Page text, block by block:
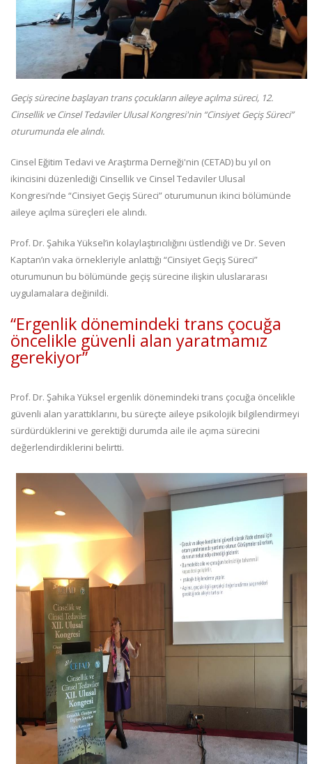
Geçiş sürecine başlayan trans çocukların aileye açılma süreci, 12.
Cinsellik ve Cinsel Tedaviler Ulusal Kongresi'nin “Cinsiyet Geçiş Süreci”
oturumunda ele alındı.
Cinsel Eğitim Tedavi ve Araştırma Derneği'nin (CETAD) bu yıl on
ikincisini düzenlediği Cinsellik ve Cinsel Tedaviler Ulusal
Kongresi’nde “Cinsiyet Geçiş Süreci” oturumunun ikinci bölümünde
aileye açılma süreçleri ele alındı.
Prof. Dr. Şahika Yüksel’in kolaylaştırıcılığını üstlendiği ve Dr. Seven
Kaptan’ın vaka örnekleriyle anlattığı “Cinsiyet Geçiş Süreci”
oturumunun bu bölümünde geçiş sürecine ilişkin uluslararası
uygulamalara değinildi.
“Ergenlik dönemindeki trans çocuğa
öncelikle güvenli alan yaratmamız
gerekiyor”
Prof. Dr. Şahika Yüksel ergenlik dönemindeki trans çocuğa öncelikle
güvenli alan yarattıklarını, bu süreçte aileye psikolojik bilgilendirmeyi
sürdürdüklerini ve gerektiği durumda aile ile açıma sürecini
değerlendirdiklerini belirtti.